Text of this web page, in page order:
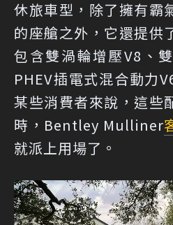
休旅車型，除了擁有霸
的座艙之外，它還提供
包含雙渦輪增壓V8、
PHEV插電式混合動力
某些消費者來說，這些
時，Bentley Mulliner
就派上用場了。